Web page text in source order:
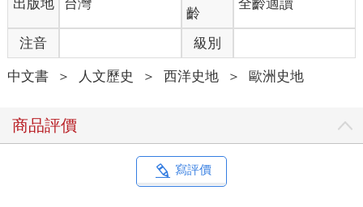
離開這間大廳，就進入一個長卵形的房間，房裡溫暖，但沒
熱到會產生炙熱的衝擊感。接下來是一個明亮的房間，正適合讓
按摩師替你全身抹油。鑲了佛里幾亞大理石的一個入口迎向外面
運動區進來的人。其中最美的是讓人放鬆消磨時間或和朋友閒聊
的房間，那裡也有斑爛的大理石燦燦生輝。從這裡進入一間暖
熱度之後，就離開那裡，進入一間冷室。每間房間的大小合宜，
陽光燦爛，品味非凡。浴場還有兩間廁所和兩個計時裝置，一個
壯麗的皇家浴湯裡應有盡有：沐浴、按摩、詩歌朗讀、可以
出版地 台灣
齡
全齡適讀
注音 級別
中文書 ＞ 人文歷史 ＞ 西洋史地 ＞ 歐洲史地
商品評價
寫評價